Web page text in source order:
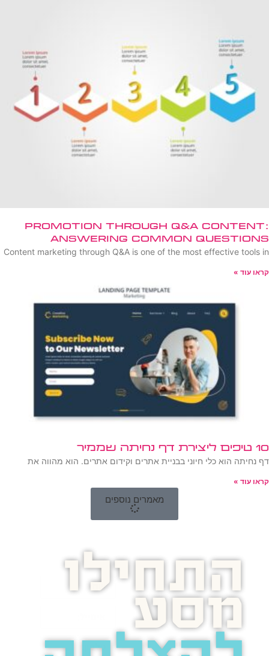
Promotion Through Q&A Content:
Answering Common Questions
Content marketing through Q&A is one of the most effective tools in
קראו עוד »
10 טיפים ליצירת דף נחיתה שממיר
דף נחיתה הוא כלי חיוני בבניית אתרים וקידום אתרים. הוא מהווה את
קראו עוד »
מאמרים נוספים
התחילו
מסע